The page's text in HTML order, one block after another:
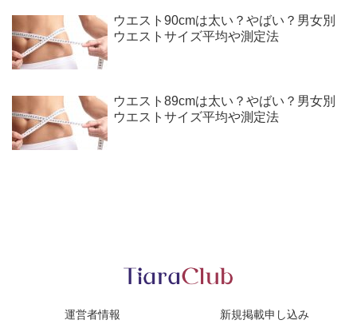
ウエスト90cmは太い？やばい？男女別
ウエストサイズ平均や測定法
ウエスト89cmは太い？やばい？男女別
ウエストサイズ平均や測定法
運営者情報 新規掲載申し込み